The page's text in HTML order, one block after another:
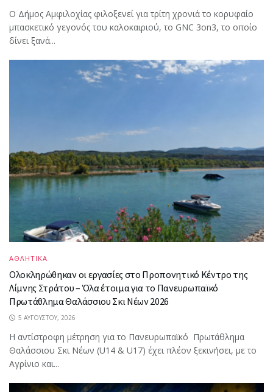
Ο Δήμος Αμφιλοχίας φιλοξενεί για τρίτη χρονιά το κορυφαίο
μπασκετικό γεγονός του καλοκαιριού, το GNC 3on3, το οποίο
δίνει ξανά...
ΑΘΛΗΤΙΚΑ
Ολοκληρώθηκαν οι εργασίες στο Προπονητικό Κέντρο της
Λίμνης Στράτου – Όλα έτοιμα για το Πανευρωπαϊκό
Πρωτάθλημα Θαλάσσιου Σκι Νέων 2026
5 ΑΥΓΟΎΣΤΟΥ, 2026
Η αντίστροφη μέτρηση για το Πανευρωπαϊκό Πρωτάθλημα
Θαλάσσιου Σκι Νέων (U14 & U17) έχει πλέον ξεκινήσει, με το
Αγρίνιο και...